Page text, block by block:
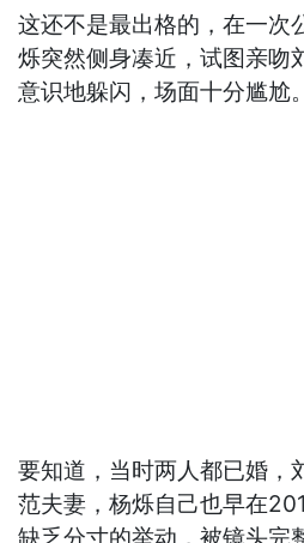
这还不是最出格的，在一次
烁突然侧身凑近，试图亲吻
意识地躲闪，场面十分尴尬
要知道，当时两人都已婚，
范夫妻，杨烁自己也早在